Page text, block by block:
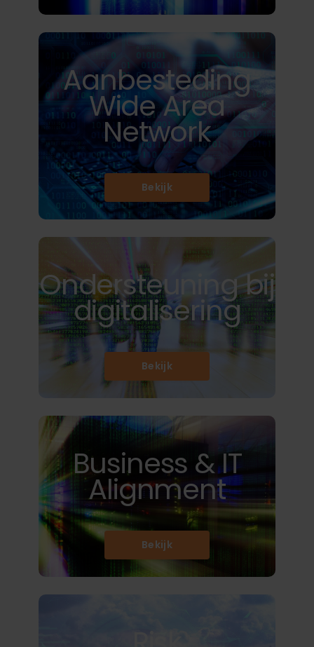
Aanbesteding
Wide Area
Network
Bekijk
Ondersteuning bij
digitalisering
Bekijk
Business & IT
Alignment
Bekijk